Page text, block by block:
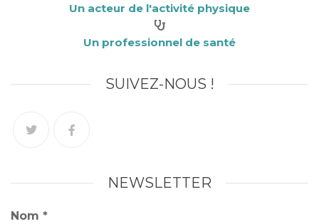
Un acteur de l'activité physique
Un professionnel de santé
SUIVEZ-NOUS !
NEWSLETTER
Nom *